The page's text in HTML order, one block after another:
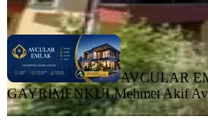
Ara
AVCULAR
GAYRİMENKULMehmet Akif